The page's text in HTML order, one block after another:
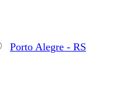
Porto Alegre - RS